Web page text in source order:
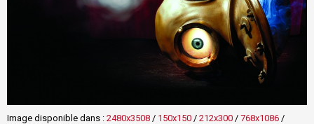
Image disponible dans : 2480x3508 / 150x150 / 212x300 / 768x1086 /